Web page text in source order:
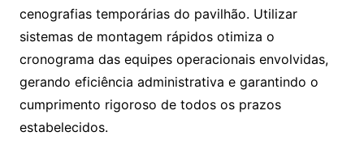
cenografias temporárias do pavilhão. Utilizar
sistemas de montagem rápidos otimiza o
cronograma das equipes operacionais envolvidas,
gerando eficiência administrativa e garantindo o
cumprimento rigoroso de todos os prazos
estabelecidos.